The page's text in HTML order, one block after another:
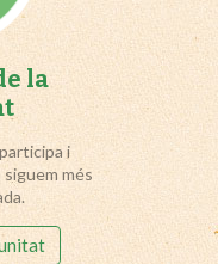
la
i
siguem més